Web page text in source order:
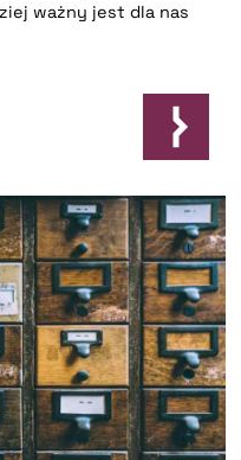
ważny jest dla nas